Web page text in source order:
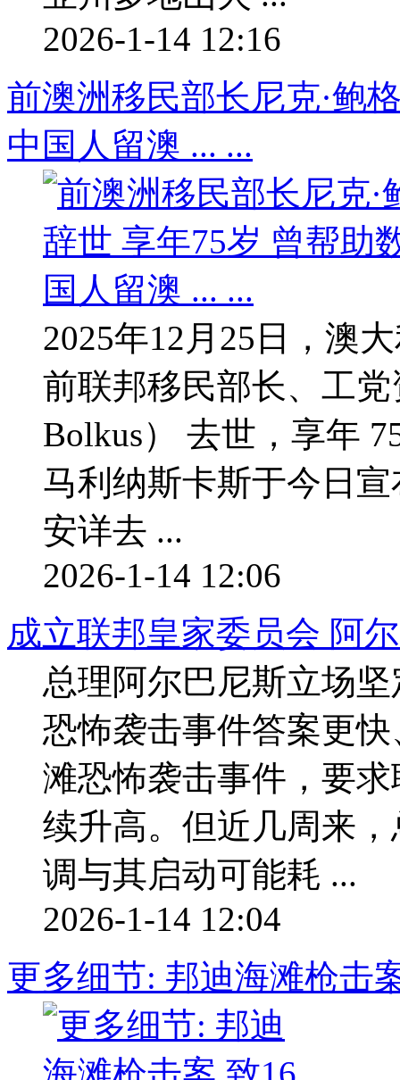
2026-1-14 12:16
前澳洲移民部长尼克·鲍
中国人留澳 ... ...
2025年12月25日，澳
前联邦移民部长、工
Bolkus） 去世，享年
马利纳斯卡斯于今日
安详去 ...
2026-1-14 12:06
成立联邦皇家委员会 阿
总理阿尔巴尼斯立场
恐怖袭击事件答案更
滩恐怖袭击事件，要
续升高。但近几周来
调与其启动可能耗 ...
2026-1-14 12:04
更多细节: 邦迪海滩枪击